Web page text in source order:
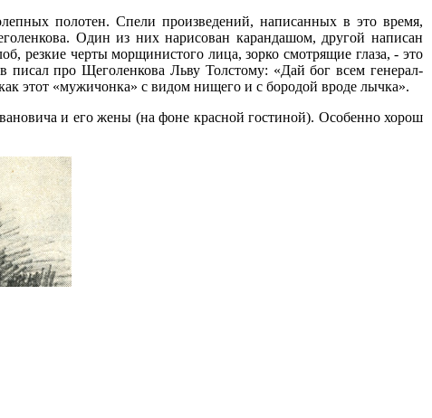
полотен. Спели произведений, написанных в это время,
Один из них нарисован карандашом, другой написан
черты морщинистого лица, зорко смотрящие глаза, - это
про Щеголенкова Льву Толстому: «Дай бог всем генерал-
этот «мужичонка» с видом нищего и с бородой вроде лычка».
и его жены (на фоне красной гостиной). Особенно хорош